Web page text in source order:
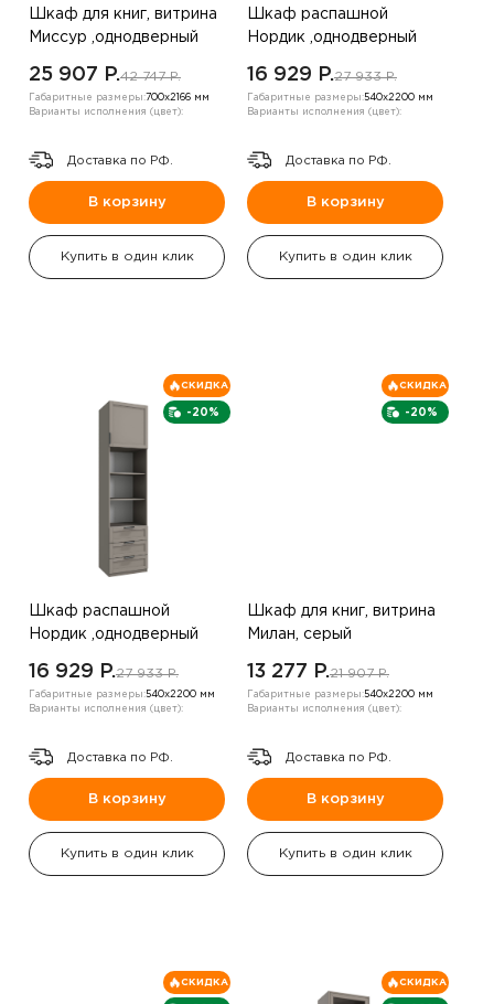
Шкаф для книг, витрина
Миссур ,однодверный
25 907 P.42 747 P.
Габаритные размеры: 700х2166 мм
Варианты исполнения (цвет):
Доставка по РФ.
В корзину
Купить в один клик
Шкаф распашной
Нордик ,однодверный
16 929 P.27 933 P.
Габаритные размеры:540х2200 мм
Варианты исполнения (цвет):
Доставка по РФ.
В корзину
Купить в один клик
-20%
СКИДКА
Шкаф распашной
Нордик ,однодверный
16 929 P.27 933 P.
Габаритные размеры:540х2200 мм
Варианты исполнения (цвет):
Доставка по РФ.
В корзину
Купить в один клик
-20%
СКИДКА
Шкаф для книг, витрина
Милан, серый
13 277 P.21 907 P.
Габаритные размеры:540х2200 мм
Варианты исполнения (цвет):
Доставка по РФ.
В корзину
Купить в один клик
СКИДКА СКИДКА